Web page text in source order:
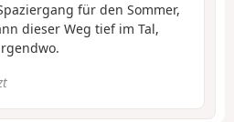
für den Sommer,
dieser Weg tief im Tal,